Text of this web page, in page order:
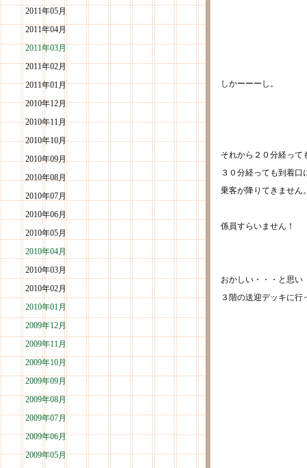
2011年05月
2011年04月
2011年03月
2011年02月
2011年01月
2010年12月
2010年11月
2010年10月
2010年09月
2010年08月
2010年07月
2010年06月
2010年05月
2010年04月
2010年03月
2010年02月
2010年01月
2009年12月
2009年11月
2009年10月
2009年09月
2009年08月
2009年07月
2009年06月
2009年05月
しかーーーし。
それから２０分経って
３０分経っても到着口
乗客が降りてきません
係員すらいません！
おかしい・・・と思い
３階の送迎デッキに行